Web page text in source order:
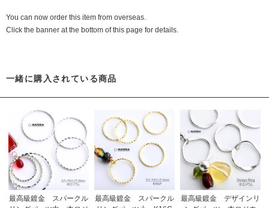
You can now order this item from overseas.
Click the banner at the bottom of this page for details.
一緒に購入されている商品
最高級鍍金 スパークル
最高級鍍金 スパークル
最高級鍍金 デザインリ